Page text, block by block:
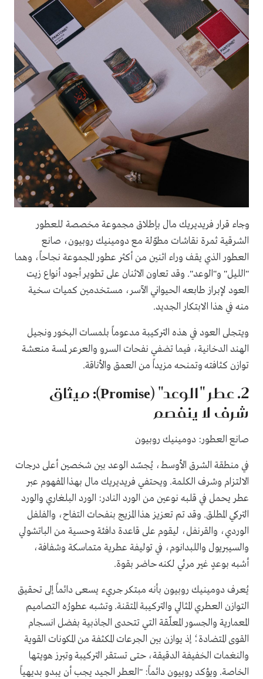
وجاء قرار فريديريك مال بإطلاق مجموعة مخصصة للعطور
الشرقية ثمرة نقاشات مطوّلة مع دومينيك روبيون، صانع
العطور الذي يقف وراء اثنين من أكثر عطور المجموعة نجاحاً، وهما
"الليل" و"الوعد". وقد تعاون الاثنان على تطوير أجود أنواع زيت
العود لإبراز طابعه الحيواني الآسر، مستخدمين كميات سخية
منه في هذا الابتكار الجديد.
ويتجلى العود في هذه التركيبة مدعوماً بلمسات البخور ونجيل
الهند الدخانية، فيما تضفي نفحات السرو والعرعر لمسة منعشة
توازن كثافته وتمنحه مزيداً من العمق والأناقة.
2. عطر "الوعد" (Promise): ميثاق
شرف لا ينفصم
صانع العطور: دومينيك روبيون
في منطقة الشرق الأوسط، يُجسّد الوعد بين شخصين أعلى درجات
الالتزام وشرف الكلمة. ويحتفي فريديريك مال بهذا المفهوم عبر
عطر يحمل في قلبه نوعين من الورد النادر: الورد البلغاري والورد
التركي المطلق. وقد تم تعزيز هذا المزيج بنفحات التفاح، والفلفل
الوردي، والقرنفل، ليقوم على قاعدة دافئة وحسية من الباتشولي
والسيبريول واللبدانوم، في توليفة عطرية متماسكة وشفافة،
أشبه بوعدٍ غير مرئي لكنه حاضر بقوة.
يُعرف دومينيك روبيون بأنه مبتكر جريء يسعى دائماً إلى تحقيق
التوازن العطري المثالي والتركيبة المتقنة. وتشبه عطورُه التصاميم
المعمارية والجسور المعلّقة التي تتحدى الجاذبية بفضل انسجام
القوى المتضادة؛ إذ يوازن بين الجرعات المكثفة من المكونات القوية
والنغمات الخفيفة الدقيقة، حتى تستقر التركيبة وتبرز هويتها
الخاصة. ويؤكد روبيون دائماً: "العطر الجيد يجب أن يبدو بديهياً